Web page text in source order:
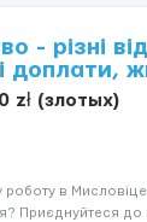
- різні
доплати,
zł (злотых)
роботу в
Приєднуйтеся до